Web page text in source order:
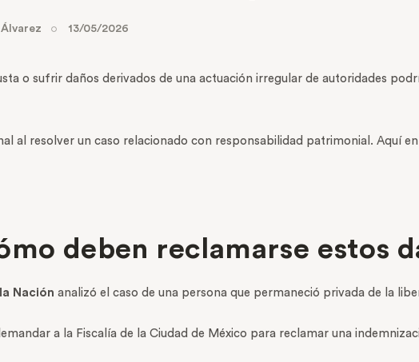
13/05/2026
o sufrir daños derivados de una actuación irregular de autoridades
al resolver un caso relacionado con responsabilidad patrimonial. Aquí
deben reclamarse estos
Nación analizó el caso de una persona que permaneció privada de la
a la Fiscalía de la Ciudad de México para reclamar una